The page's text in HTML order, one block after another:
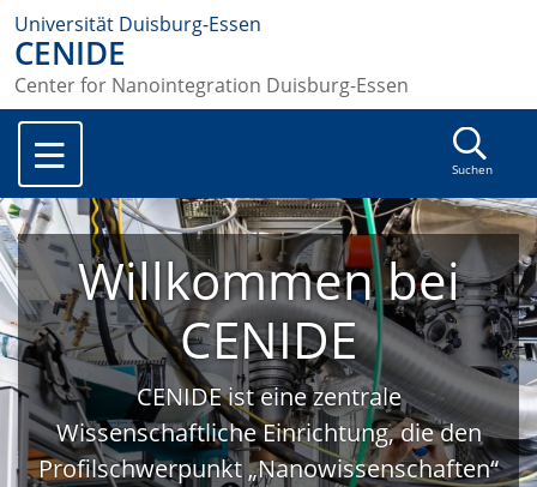
Universität Duisburg-Essen
CENIDE
Center for Nanointegration Duisburg-Essen
Suchen
Willkommen bei
CENIDE
CENIDE ist eine zentrale
Wissenschaftliche Einrichtung, die den
Profilschwerpunkt „Nanowissenschaften“